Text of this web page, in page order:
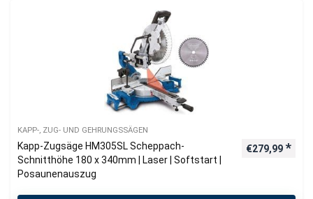
KAPP-, ZUG- UND GEHRUNGSSÄGEN
Kapp-Zugsäge HM305SL Scheppach-
Schnitthöhe 180 x 340mm | Laser | Softstart |
Posaunenauszug
€279,99